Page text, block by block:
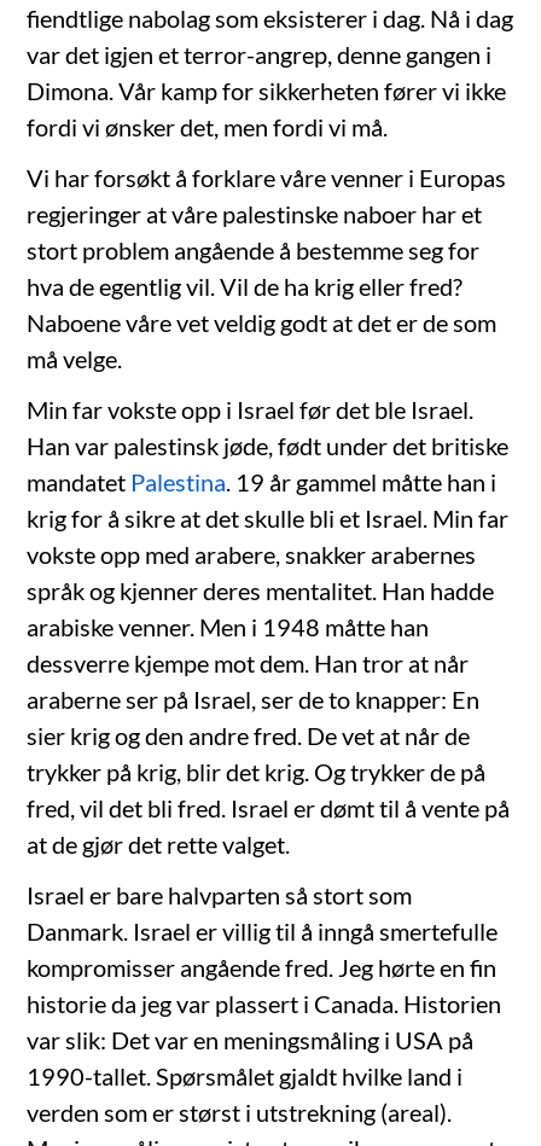
fiendtlige nabolag som eksisterer i dag. Nå i dag
var det igjen et terror-angrep, denne gangen i
Dimona. Vår kamp for sikkerheten fører vi ikke
fordi vi ønsker det, men fordi vi må.
Vi har forsøkt å forklare våre venner i Europas
regjeringer at våre palestinske naboer har et
stort problem angående å bestemme seg for
hva de egentlig vil. Vil de ha krig eller fred?
Naboene våre vet veldig godt at det er de som
må velge.
Min far vokste opp i Israel før det ble Israel.
Han var palestinsk jøde, født under det britiske
mandatet Palestina. 19 år gammel måtte han i
krig for å sikre at det skulle bli et Israel. Min far
vokste opp med arabere, snakker arabernes
språk og kjenner deres mentalitet. Han hadde
arabiske venner. Men i 1948 måtte han
dessverre kjempe mot dem. Han tror at når
araberne ser på Israel, ser de to knapper: En
sier krig og den andre fred. De vet at når de
trykker på krig, blir det krig. Og trykker de på
fred, vil det bli fred. Israel er dømt til å vente på
at de gjør det rette valget.
Israel er bare halvparten så stort som
Danmark. Israel er villig til å inngå smertefulle
kompromisser angående fred. Jeg hørte en fin
historie da jeg var plassert i Canada. Historien
var slik: Det var en meningsmåling i USA på
1990-tallet. Spørsmålet gjaldt hvilke land i
verden som er størst i utstrekning (areal).